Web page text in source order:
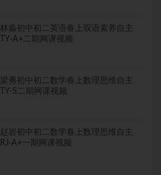
淼初中初二英语春上双语素养自主
二期网课视频
勇初中初二数学春上数理思维自主
二期网课视频
岩初中初二数学春上数理思维自主
一期网课视频